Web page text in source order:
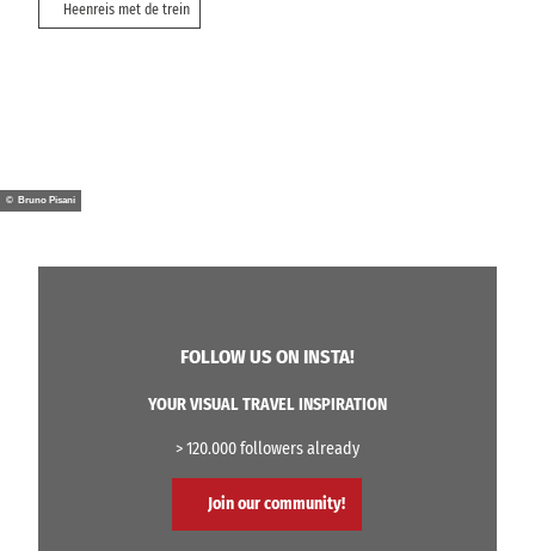
Heenreis met de trein
© Bruno Pisani
FOLLOW US ON INSTA!
YOUR VISUAL TRAVEL INSPIRATION
> 120.000 followers already
Join our community!